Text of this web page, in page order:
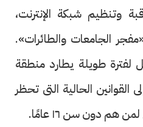
وتنظيم شبكة الإنترنت،
الجامعات والطائرات».
لفترة طويلة يطارد منطقة
الحالية التى تحظر
هم دون سن ١٦ عامًا.